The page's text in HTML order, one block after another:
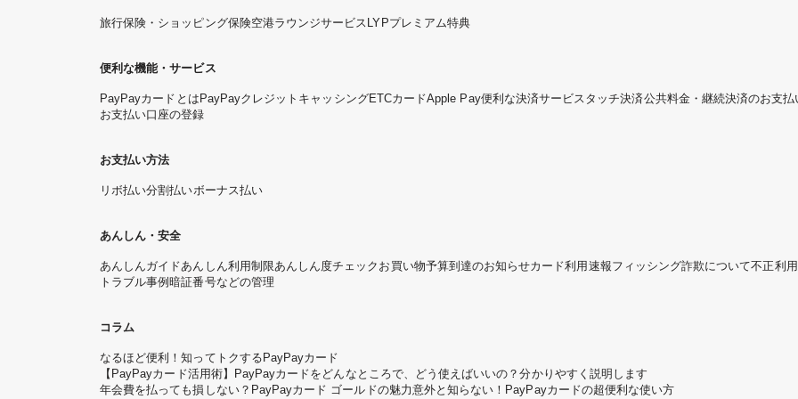
旅行保険・ショッピング保険空港ラウンジサービス LYPプレミアム特典
便利な機能・サービス
PayPayカードとは PayPayクレジット キャッシングETCカードApple Pay便利な決済サービスタッチ決済公共料金・継続決済のお支払
お支払い口座の登録
お支払い方法
リボ払い分割払いボーナス払い
あんしん・安全
あんしんガイドあんしん利用制限あんしん度チェック お買い物予算到達のお知らせカード利用速報フィッシング詐欺について不正利
トラブル事例暗証番号などの管理
コラム
なるほど便利！知ってトクするPayPayカード
【PayPayカード活用術】PayPayカードをどんなところで、どう使えばいいの？分かりやすく説明します
年会費を払っても損しない？PayPayカード ゴールドの魅力意外と知らない！PayPayカードの超便利な使い方